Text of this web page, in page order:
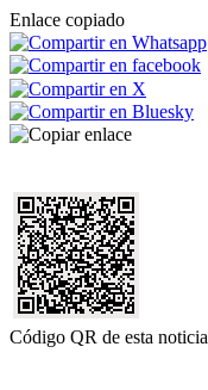
Enlace copiado
Código QR de esta noticia